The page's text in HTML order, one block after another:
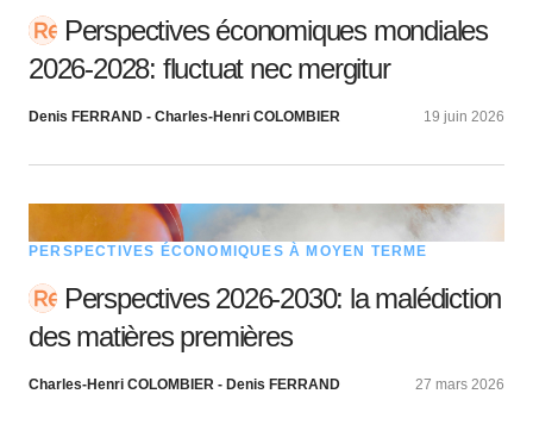
Perspectives économiques mondiales
2026-2028: fluctuat nec mergitur
Denis FERRAND - Charles-Henri COLOMBIER 19 juin 2026
PERSPECTIVES ÉCONOMIQUES À MOYEN TERME
Perspectives 2026-2030: la malédiction
des matières premières
Charles-Henri COLOMBIER - Denis FERRAND 27 mars 2026